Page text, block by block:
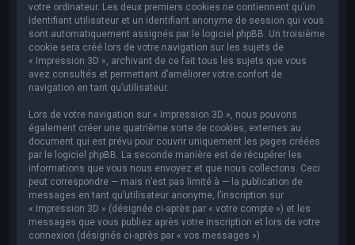
votre ordinateur. Les deux premiers cookies ne contiennent qu’un
identifiant utilisateur et un identifiant anonyme de session qui vous
sont automatiquement assignés par le logiciel phpBB. Un troisième
cookie sera créé lors de votre navigation sur les sujets de
« Impression 3D », archivant de ce fait tous les sujets que vous
avez consultés et permettant d’améliorer votre confort de
navigation en tant qu’utilisateur.
Lors de votre navigation sur « Impression 3D », nous pouvons
également créer une quatrième sorte de cookies, externes au
document qui est prévu pour couvrir uniquement les pages créées
par le logiciel phpBB. La seconde manière est de récupérer les
informations que vous nous envoyez et que nous collectons. Ceci
peut correspondre — mais n’est pas limité à — la publication de
messages en tant qu’utilisateur anonyme, l’inscription sur
« Impression 3D » (désignée ci-après par « votre compte ») et les
messages que vous publiez après votre inscription et lors de votre
connexion (désignés ci-après par « vos messages »).